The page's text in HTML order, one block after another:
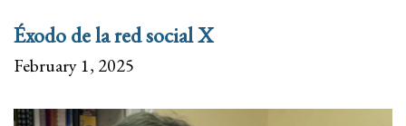
Éxodo de la red social X
February 1, 2025